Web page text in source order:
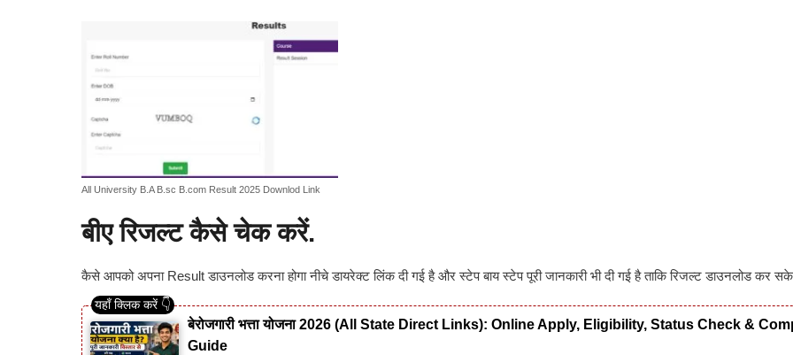
All University B.A B.sc B.com Result 2025 Downlod Link
बीए रिजल्ट कैसे चेक करें.
कैसे आपको अपना Result डाउनलोड करना होगा नीचे डायरेक्ट लिंक दी गई है और स्टेप बाय स्टेप पूरी जानकारी भी दी गई है ताकि रिजल्ट डाउनलोड कर
बेरोजगारी भत्ता योजना 2026 (All State Direct Links): Online Apply, Eligibility, Status Check &
Guide